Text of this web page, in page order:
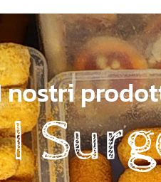
nostri
I